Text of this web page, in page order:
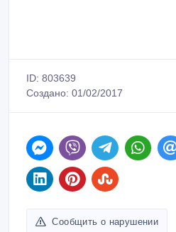
ID: 803639
Создано: 01/02/2017
Сообщить о нарушении